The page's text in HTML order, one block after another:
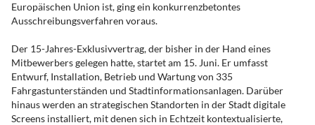
Europäischen Union ist, ging ein konkurrenzbetontes
Ausschreibungsverfahren voraus.
Der 15-Jahres-Exklusivvertrag, der bisher in der Hand eines
Mitbewerbers gelegen hatte, startet am 15. Juni. Er umfasst
Entwurf, Installation, Betrieb und Wartung von 335
Fahrgastunterständen und Stadtinformationsanlagen. Darüber
hinaus werden an strategischen Standorten in der Stadt digitale
Screens installiert, mit denen sich in Echtzeit kontextualisierte,